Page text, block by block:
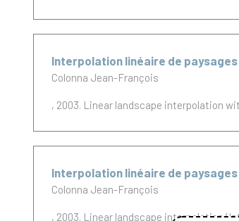
Interpolation linéaire de
Colonna Jean-François
, 2003. Linear landscape interpolation
Interpolation linéaire de paysages
Colonna Jean-François
, 2003. Linear landscape interpolation